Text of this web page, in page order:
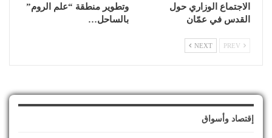
الاجتماع الوزاري حول
القدس في عمّان
وتطوير منطقة “علم الروم”
بالساحل…
NEXT
إقتصاد وأسواق